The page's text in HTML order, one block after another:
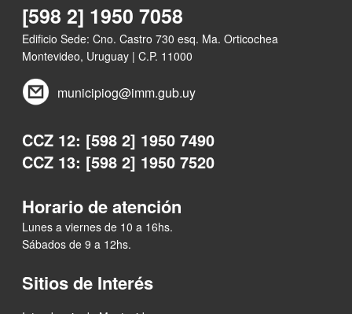
[598 2] 1950 7058
Edificio Sede: Cno. Castro 730 esq. Ma. Orticochea
Montevideo, Uruguay | C.P. 11000
municipiog@imm.gub.uy
CCZ 12: [598 2] 1950 7490
CCZ 13: [598 2] 1950 7520
Horario de atención
Lunes a viernes de 10 a 16hs.
Sábados de 9 a 12hs.
Sitios de Interés